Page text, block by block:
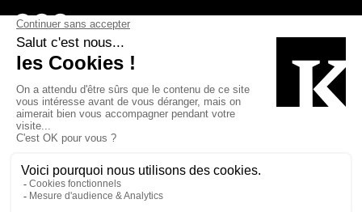
Page Facebook de Kollectif
Page Instagram de Kollectif
Page Linkedin de Kollectif
Bâtiment-Durable-Québec-1
Esquisses-1
MP-1 v2com-1